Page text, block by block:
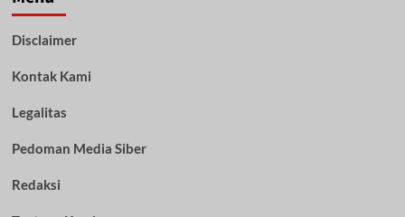
Disclaimer
Kontak Kami
Legalitas
Pedoman Media Siber
Redaksi